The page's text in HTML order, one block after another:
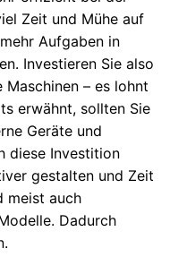
Zeit und Mühe auf
Aufgaben in
Investieren Sie also
– es lohnt
erwähnt, sollten Sie
Geräte und
diese Investition
gestalten und Zeit
meist auch
Dadurch